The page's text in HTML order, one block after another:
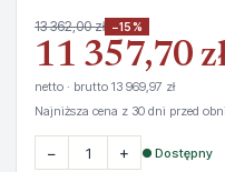
13 362,00 zł −15%
11 357,70
netto · brutto 13 969,97 zł
Najniższa cena z 30 dni przed
− + ● Dostępny